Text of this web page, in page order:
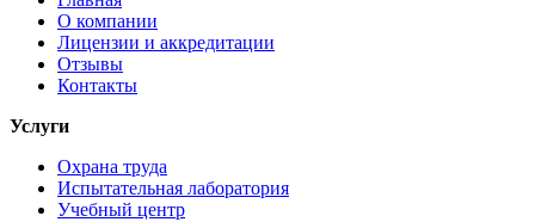
О компании
Лицензии и аккредитации
Отзывы
Контакты
Услуги
Охрана труда
Испытательная лаборатория
Учебный центр